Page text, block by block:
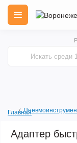
Главная
Адаптер